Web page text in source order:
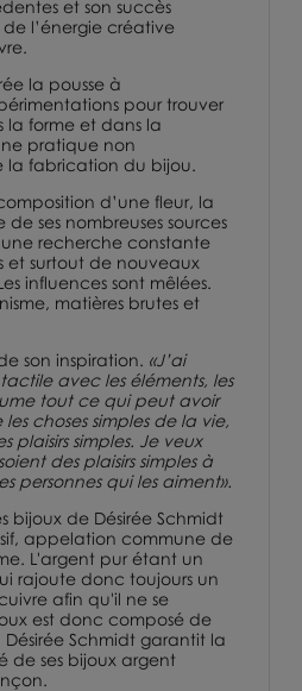
et son succès
l’énergie créative
la pousse à
pour trouver
la forme et dans la
pratique non
la fabrication du bijou.
d’une fleur, la
ses nombreuses sources
recherche constante
et surtout de nouveaux
influences sont mêlées.
matières brutes et
son inspiration. «J’ai
avec les éléments, les
tout ce qui peut avoir
choses simples de la vie,
plaisirs simples. Je veux
des plaisirs simples à
personnes qui les aiment».
bijoux de Désirée Schmidt
appelation commune de
. L'argent pur étant un
rajoute donc toujours un
afin qu'il ne se
est donc composé de
Schmidt garantit la
de ses bijoux argent